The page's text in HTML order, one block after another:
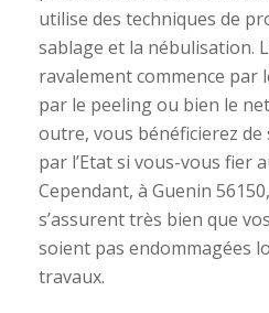
utilise des techniques de
sablage et la nébulisation.
ravalement commence par
par le peeling ou bien le
outre, vous bénéficierez
par l’Etat si vous-vous fier
Cependant, à Guenin
s’assurent très bien que
soient pas endommagées
travaux.